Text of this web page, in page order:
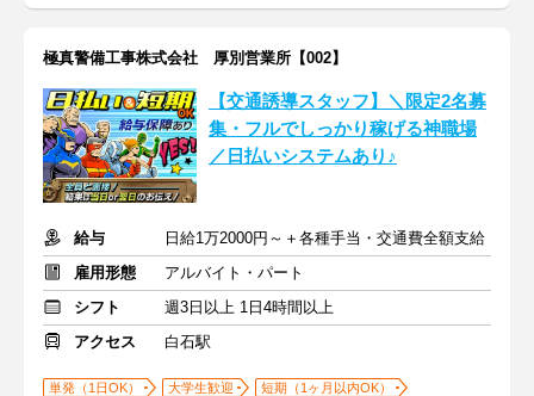
極真警備工事株式会社 厚別営業所【002】
【交通誘導スタッフ】＼限定2名募
集・フルでしっかり稼げる神職場
／日払いシステムあり♪
給与
日給1万2000円～＋各種手当・交通費全額支給
雇用形態
アルバイト・パート
シフト
週3日以上 1日4時間以上
アクセス
白石駅
単発（1日OK） 大学生歓迎
短期（1ヶ月以内OK）